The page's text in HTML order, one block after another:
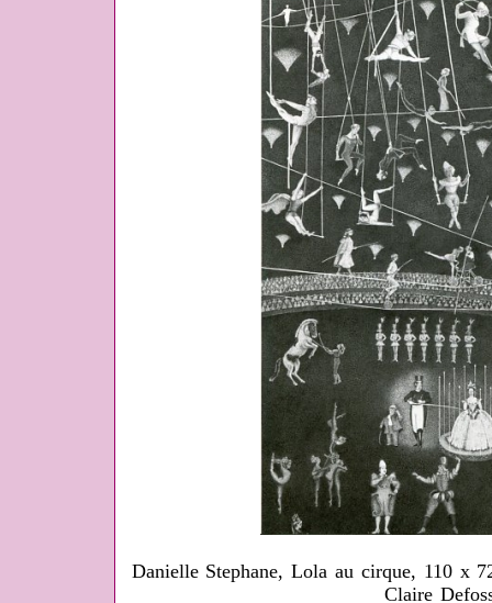
Danielle Stephane, Lola au cirque, 110 x
Claire